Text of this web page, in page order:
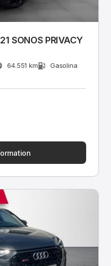
SONOS PRIVACY
64.551 km
Gasolina